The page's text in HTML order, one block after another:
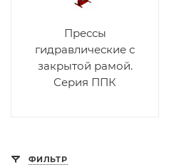
Прессы
гидравлические с
закрытой рамой.
Серия ППК
ФИЛЬТР